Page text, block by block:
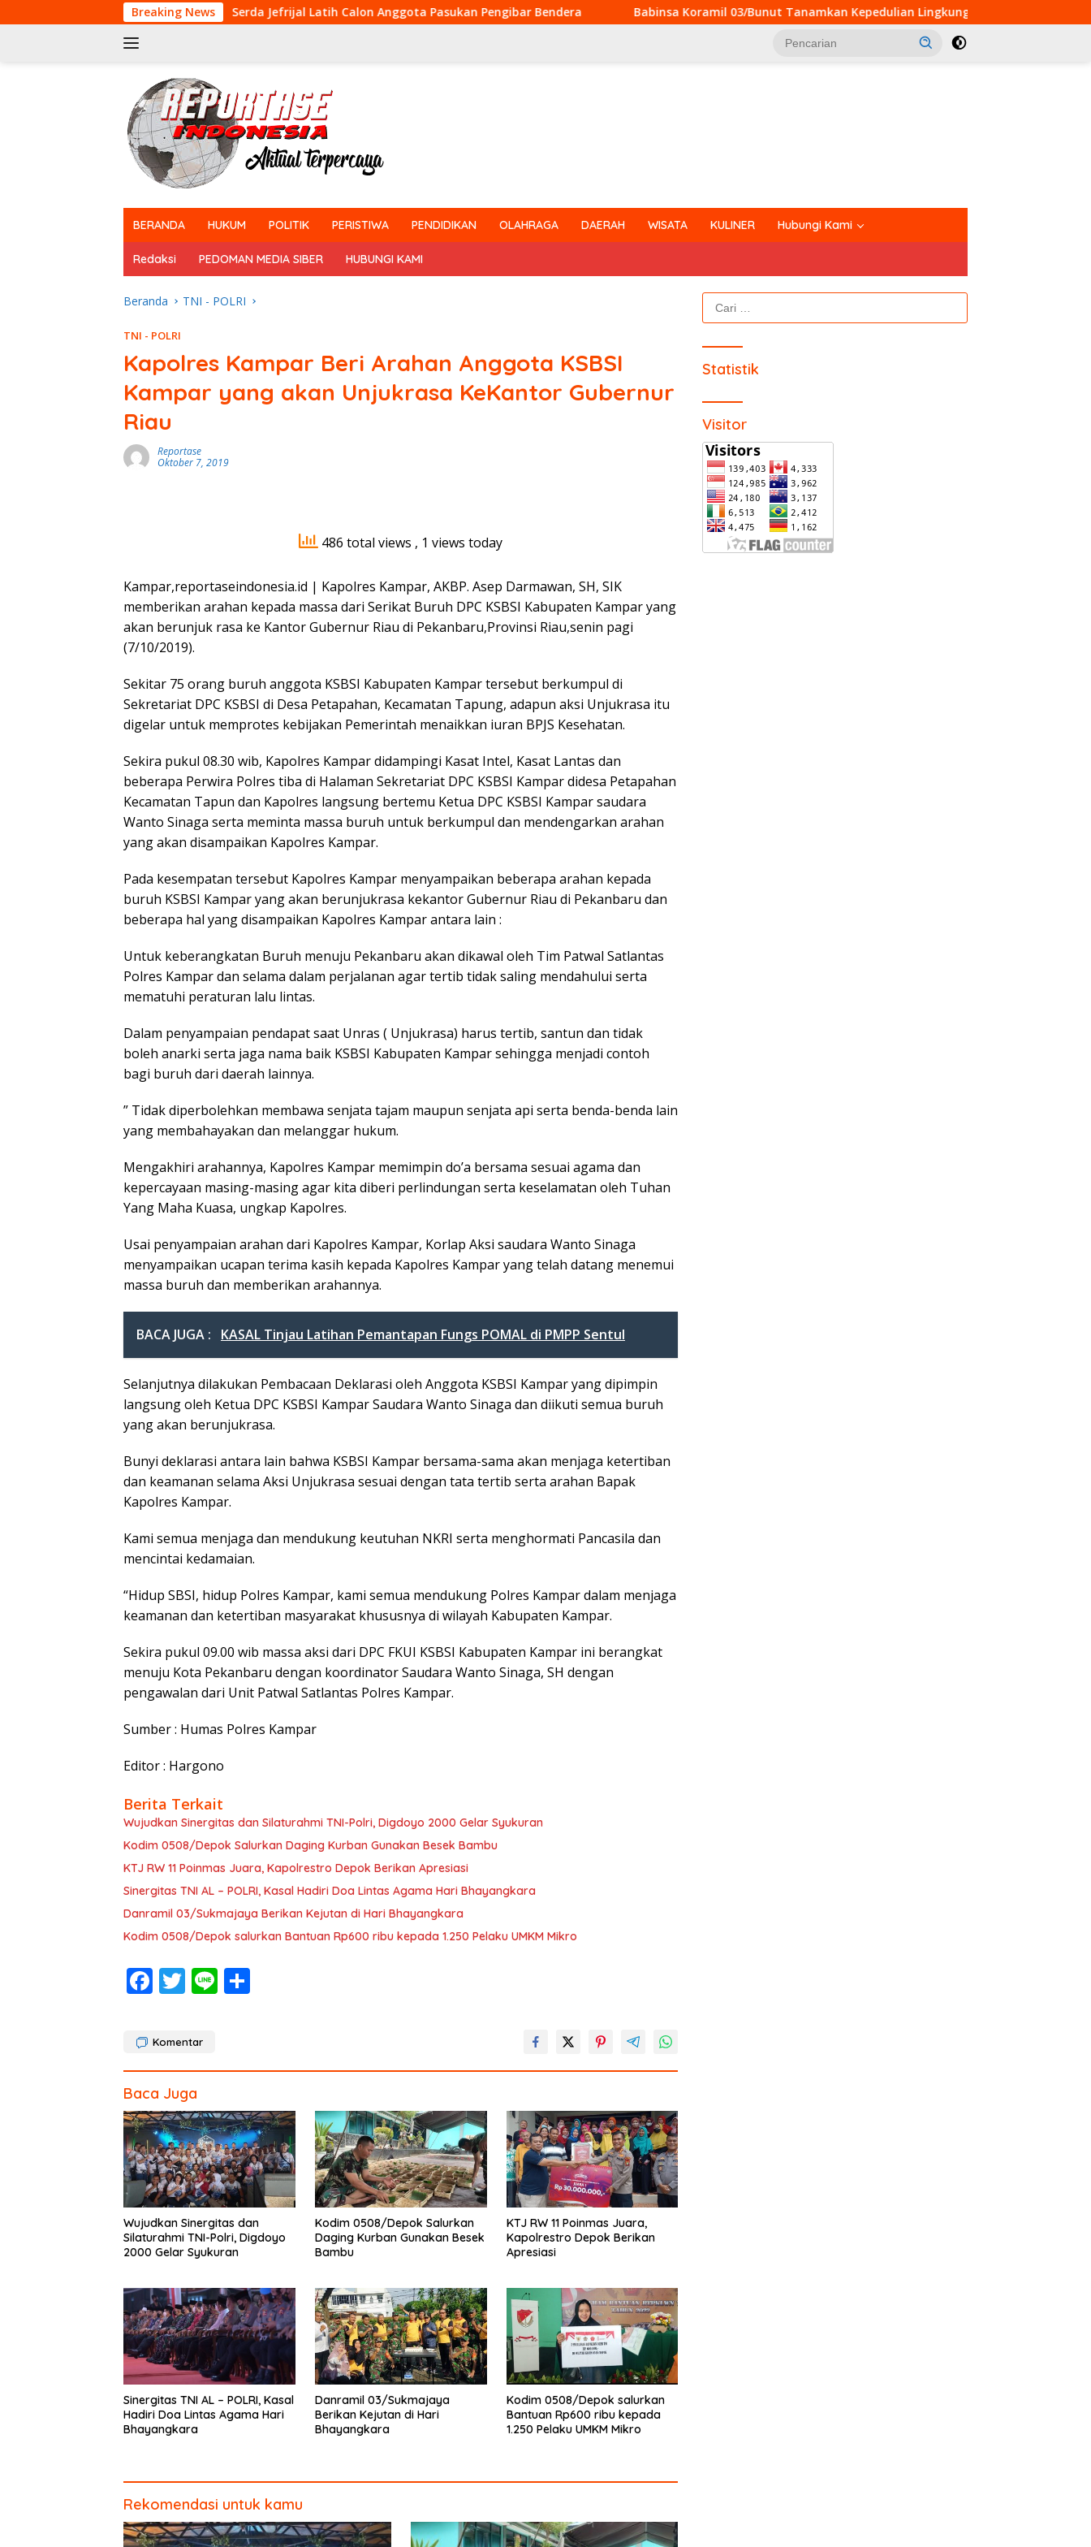
ke
Breaking News
Serda Jefrijal Latih Calon Anggota Pasukan Pengibar Bendera Babinsa Koramil 03/Bunut Tanamkan Kepedulian Lingkungan kepada Pelajar Melalui Aksi
BERANDA HUKUM POLITIK PERISTIWA PENDIDIKAN OLAHRAGA DAERAH WISATA KULINER Hubungi Kami
Redaksi PEDOMAN MEDIA SIBER HUBUNGI KAMI
Beranda TNI - POLRI
TNI - POLRI
Kapolres Kampar Beri Arahan Anggota KSBSI
Kampar yang akan Unjukrasa KeKantor Gubernur
Riau
Reportase
Oktober 7, 2019
486 total views , 1 views today
Kampar,reportaseindonesia.id | Kapolres Kampar, AKBP. Asep Darmawan, SH, SIK
memberikan arahan kepada massa dari Serikat Buruh DPC KSBSI Kabupaten Kampar yang
akan berunjuk rasa ke Kantor Gubernur Riau di Pekanbaru,Provinsi Riau,senin pagi
(7/10/2019).
Sekitar 75 orang buruh anggota KSBSI Kabupaten Kampar tersebut berkumpul di
Sekretariat DPC KSBSI di Desa Petapahan, Kecamatan Tapung, adapun aksi Unjukrasa itu
digelar untuk memprotes kebijakan Pemerintah menaikkan iuran BPJS Kesehatan.
Sekira pukul 08.30 wib, Kapolres Kampar didampingi Kasat Intel, Kasat Lantas dan
beberapa Perwira Polres tiba di Halaman Sekretariat DPC KSBSI Kampar didesa Petapahan
Kecamatan Tapun dan Kapolres langsung bertemu Ketua DPC KSBSI Kampar saudara
Wanto Sinaga serta meminta massa buruh untuk berkumpul dan mendengarkan arahan
yang akan disampaikan Kapolres Kampar.
Pada kesempatan tersebut Kapolres Kampar menyampaikan beberapa arahan kepada
buruh KSBSI Kampar yang akan berunjukrasa kekantor Gubernur Riau di Pekanbaru dan
beberapa hal yang disampaikan Kapolres Kampar antara lain :
Untuk keberangkatan Buruh menuju Pekanbaru akan dikawal oleh Tim Patwal Satlantas
Polres Kampar dan selama dalam perjalanan agar tertib tidak saling mendahului serta
mematuhi peraturan lalu lintas.
Dalam penyampaian pendapat saat Unras ( Unjukrasa) harus tertib, santun dan tidak
boleh anarki serta jaga nama baik KSBSI Kabupaten Kampar sehingga menjadi contoh
bagi buruh dari daerah lainnya.
” Tidak diperbolehkan membawa senjata tajam maupun senjata api serta benda-benda lain
yang membahayakan dan melanggar hukum.
Mengakhiri arahannya, Kapolres Kampar memimpin do’a bersama sesuai agama dan
kepercayaan masing-masing agar kita diberi perlindungan serta keselamatan oleh Tuhan
Yang Maha Kuasa, ungkap Kapolres.
Usai penyampaian arahan dari Kapolres Kampar, Korlap Aksi saudara Wanto Sinaga
menyampaikan ucapan terima kasih kepada Kapolres Kampar yang telah datang menemui
massa buruh dan memberikan arahannya.
BACA JUGA : KASAL Tinjau Latihan Pemantapan Fungs POMAL di PMPP Sentul
Selanjutnya dilakukan Pembacaan Deklarasi oleh Anggota KSBSI Kampar yang dipimpin
langsung oleh Ketua DPC KSBSI Kampar Saudara Wanto Sinaga dan diikuti semua buruh
yang akan berunjukrasa.
Bunyi deklarasi antara lain bahwa KSBSI Kampar bersama-sama akan menjaga ketertiban
dan keamanan selama Aksi Unjukrasa sesuai dengan tata tertib serta arahan Bapak
Kapolres Kampar.
Kami semua menjaga dan mendukung keutuhan NKRI serta menghormati Pancasila dan
mencintai kedamaian.
“Hidup SBSI, hidup Polres Kampar, kami semua mendukung Polres Kampar dalam menjaga
keamanan dan ketertiban masyarakat khususnya di wilayah Kabupaten Kampar.
Sekira pukul 09.00 wib massa aksi dari DPC FKUI KSBSI Kabupaten Kampar ini berangkat
menuju Kota Pekanbaru dengan koordinator Saudara Wanto Sinaga, SH dengan
pengawalan dari Unit Patwal Satlantas Polres Kampar.
Sumber : Humas Polres Kampar
Editor : Hargono
Berita Terkait
Wujudkan Sinergitas dan Silaturahmi TNI-Polri, Digdoyo 2000 Gelar Syukuran
Kodim 0508/Depok Salurkan Daging Kurban Gunakan Besek Bambu
KTJ RW 11 Poinmas Juara, Kapolrestro Depok Berikan Apresiasi
Sinergitas TNI AL – POLRI, Kasal Hadiri Doa Lintas Agama Hari Bhayangkara
Danramil 03/Sukmajaya Berikan Kejutan di Hari Bhayangkara
Kodim 0508/Depok salurkan Bantuan Rp600 ribu kepada 1.250 Pelaku UMKM Mikro
F
e
o
o
k
T
itt
Li
Komentar
Baca Juga
Wujudkan Sinergitas dan
Silaturahmi TNI-Polri, Digdoyo
2000 Gelar Syukuran
Kodim 0508/Depok Salurkan
Daging Kurban Gunakan Besek
Bambu
KTJ RW 11 Poinmas Juara,
Kapolrestro Depok Berikan
Apresiasi
Sinergitas TNI AL – POLRI, Kasal
Hadiri Doa Lintas Agama Hari
Bhayangkara
Danramil 03/Sukmajaya
Berikan Kejutan di Hari
Bhayangkara
Kodim 0508/Depok salurkan
Bantuan Rp600 ribu kepada
1.250 Pelaku UMKM Mikro
Rekomendasi untuk kamu
Cari
untuk:
Statistik
Visitor